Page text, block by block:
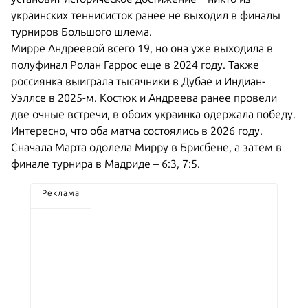
украинских теннисисток ранее не выходил в финалы
турниров Большого шлема.
Мирре Андреевой всего 19, но она уже выходила в
полуфинал Ролан Гаррос еще в 2024 году. Также
россиянка выиграла тысячники в Дубае и Индиан-
Уэллсе в 2025-м. Костюк и Андреева ранее провели
две очные встречи, в обоих украинка одержала победу.
Интересно, что оба матча состоялись в 2026 году.
Сначала Марта одолела Мирру в Брисбене, а затем в
финале турнира в Мадриде – 6:3, 7:5.
Реклама